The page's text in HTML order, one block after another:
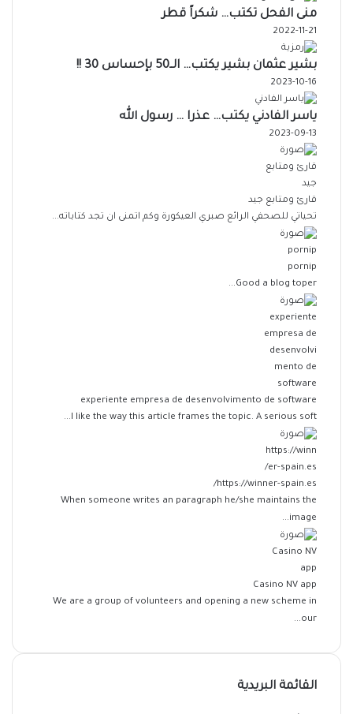
منى الفحل تكتب… شكراً قطر
2022-11-21
بشير عثمان بشير يكتب… الــ50 بإحساس 30 !!
2023-10-16
ياسر الفادني يكتب… عذرا … رسول الله
2023-09-13
قارئ ومتابع جيد
تحياتي للصحفي الرائع صبري العيكورة وكم اتمنى ان تجد كتاباته...
pornip
Good a blog toper...
experiente empresa de desenvolvimento de software
I like the way this article frames the topic. A serious soft...
https://winner-spain.es/
When someone writes an paragraph he/she maintains the
image...
Casino NV app
We are a group of volunteers and opening a new scheme in
our...
القائمة البريدية